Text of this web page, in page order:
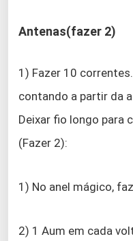
Antenas(fazer 2)
1) Fazer 10
contando a partir da
Deixar fio longo para
(Fazer 2):
1) No anel mágico,
2) 1 Aum em cada